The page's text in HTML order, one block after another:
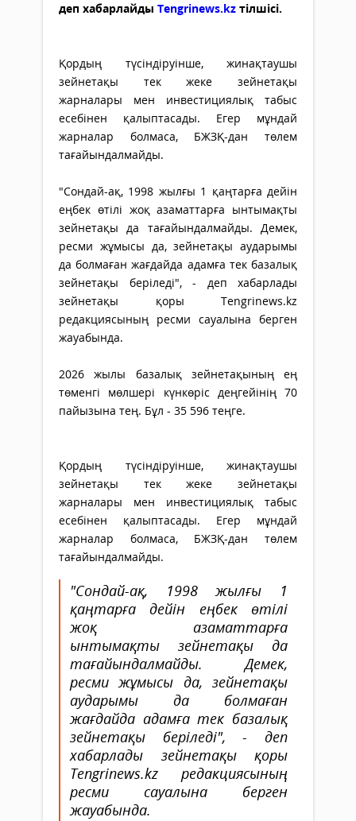
деп хабарлайды Tengrinews.kz тілшісі.
Қордың түсіндіруінше, жинақтаушы
зейнетақы тек жеке зейнетақы
жарналары мен инвестициялық табыс
есебінен қалыптасады. Егер мұндай
жарналар болмаса, БЖЗҚ-дан төлем
тағайындалмайды.
"Сондай-ақ, 1998 жылғы 1 қаңтарға дейін
еңбек өтілі жоқ азаматтарға ынтымақты
зейнетақы да тағайындалмайды. Демек,
ресми жұмысы да, зейнетақы аударымы
да болмаған жағдайда адамға тек базалық
зейнетақы беріледі", - деп хабарлады
зейнетақы қоры Tengrinews.kz
редакциясының ресми сауалына берген
жауабында.
2026 жылы базалық зейнетақының ең
төменгі мөлшері күнкөріс деңгейінің 70
пайызына тең. Бұл - 35 596 теңге.
Қордың түсіндіруінше, жинақтаушы
зейнетақы тек жеке зейнетақы
жарналары мен инвестициялық табыс
есебінен қалыптасады. Егер мұндай
жарналар болмаса, БЖЗҚ-дан төлем
тағайындалмайды.
"Сондай-ақ, 1998 жылғы 1
қаңтарға дейін еңбек өтілі
жоқ азаматтарға
ынтымақты зейнетақы да
тағайындалмайды. Демек,
ресми жұмысы да, зейнетақы
аударымы да болмаған
жағдайда адамға тек базалық
зейнетақы беріледі", - деп
хабарлады зейнетақы қоры
Tengrinews.kz редакциясының
ресми сауалына берген
жауабында.